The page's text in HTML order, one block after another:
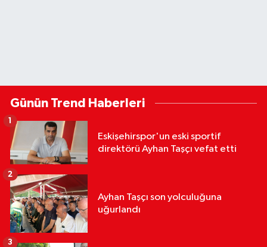
Günün Trend Haberleri
Eskişehirspor'un eski sportif
direktörü Ayhan Taşçı vefat etti
1
Ayhan Taşçı son yolculuğuna
uğurlandı
2
3